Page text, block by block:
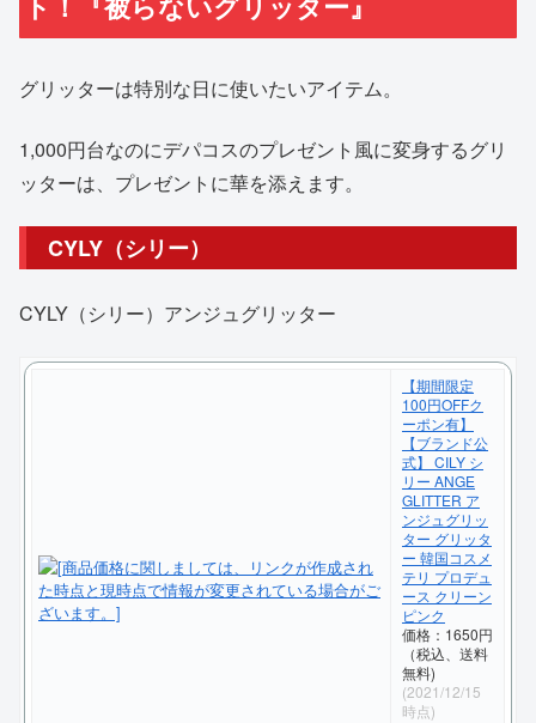
グリッターは特別な日に使いたいアイテム。
1,000円台なのにデパコスのプレゼント風に変身するグリ
ッターは、プレゼントに華を添えます。
CYLY（シリー）
CYLY（シリー）アンジュグリッター
【期間限定
100円OFFク
ーポン有】
【ブランド公
式】 CILY シ
リー ANGE
GLITTER ア
ンジュグリッ
ター グリッタ
ー 韓国コスメ
テリ プロデュ
ース クリーン
ピンク
価格：1650円
（税込、送料
無料)
(2021/12/15
時点)